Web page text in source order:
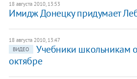
18 августа 2010, 13:53
Имидж Донецку придумает
18 августа 2010, 13:47
ВИДЕО
Учебники школьникам
октябре